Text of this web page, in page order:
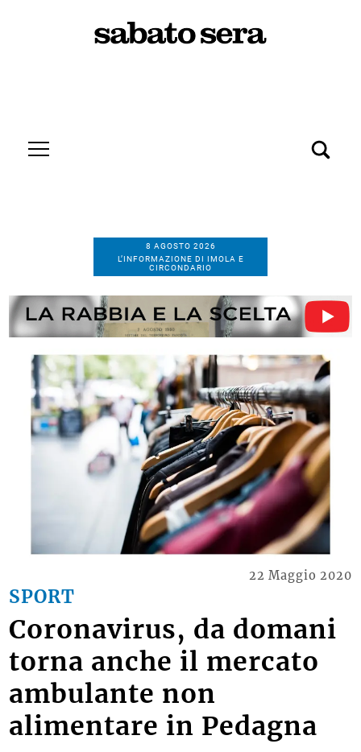
8 AGOSTO 2026
L’INFORMAZIONE DI IMOLA E
CIRCONDARIO
SPORT
22 Maggio 2020
Coronavirus, da domani
torna anche il mercato
ambulante non
alimentare in Pedagna